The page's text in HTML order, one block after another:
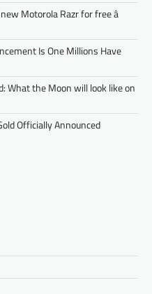
Motorola Razr for free â
Is One Millions Have
What the Moon will look like on
Officially Announced